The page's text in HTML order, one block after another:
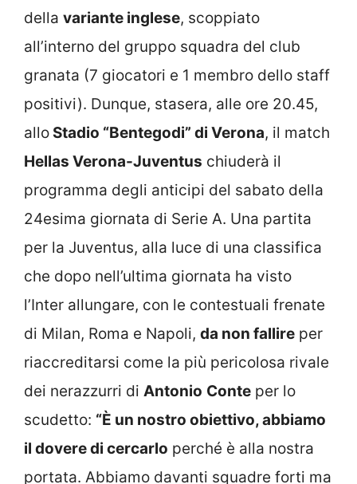
della variante inglese, scoppiato
all’interno del gruppo squadra del club
granata (7 giocatori e 1 membro dello staff
positivi). Dunque, stasera, alle ore 20.45,
allo Stadio “Bentegodi” di Verona, il match
Hellas Verona-Juventus chiuderà il
programma degli anticipi del sabato della
24esima giornata di Serie A. Una partita
per la Juventus, alla luce di una classifica
che dopo nell’ultima giornata ha visto
l’Inter allungare, con le contestuali frenate
di Milan, Roma e Napoli, da non fallire per
riaccreditarsi come la più pericolosa rivale
dei nerazzurri di Antonio Conte per lo
scudetto: “È un nostro obiettivo, abbiamo
il dovere di cercarlo perché è alla nostra
portata. Abbiamo davanti squadre forti ma